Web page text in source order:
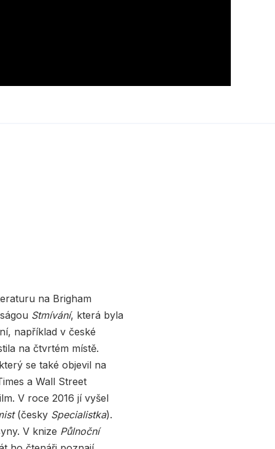
na Brigham
Stmívání, která byla
například v české
na čtvrtém místě.
se také objevil na
a Wall Street
V roce 2016 jí vyšel
(česky Specialistka).
V knize Půlnoční